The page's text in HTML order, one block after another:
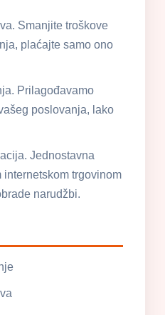
Smanjite troškove
plaćajte samo ono
Prilagođavamo
poslovanja, lako
Jednostavna
internetskom trgovinom
narudžbi.